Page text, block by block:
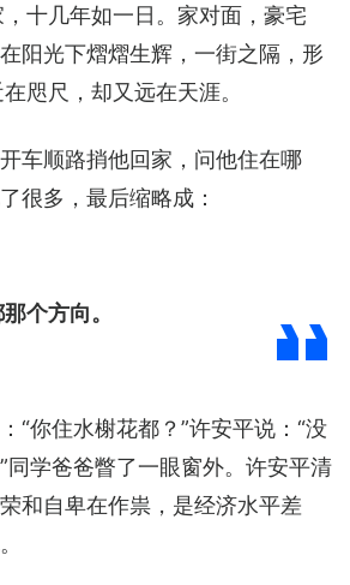
十几年如一日。家对面，豪宅
阳光下熠熠生辉，一街之隔，形
咫尺，却又远在天涯。
车顺路捎他回家，问他住在哪
很多，最后缩略成：
个方向。
“你住水榭花都？”许安平说：“没
同学爸爸瞥了一眼窗外。许安平清
和自卑在作祟，是经济水平差